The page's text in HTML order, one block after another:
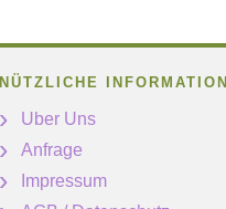
NÜTZLICHE INFORMATION
Uber Uns
Anfrage
Impressum